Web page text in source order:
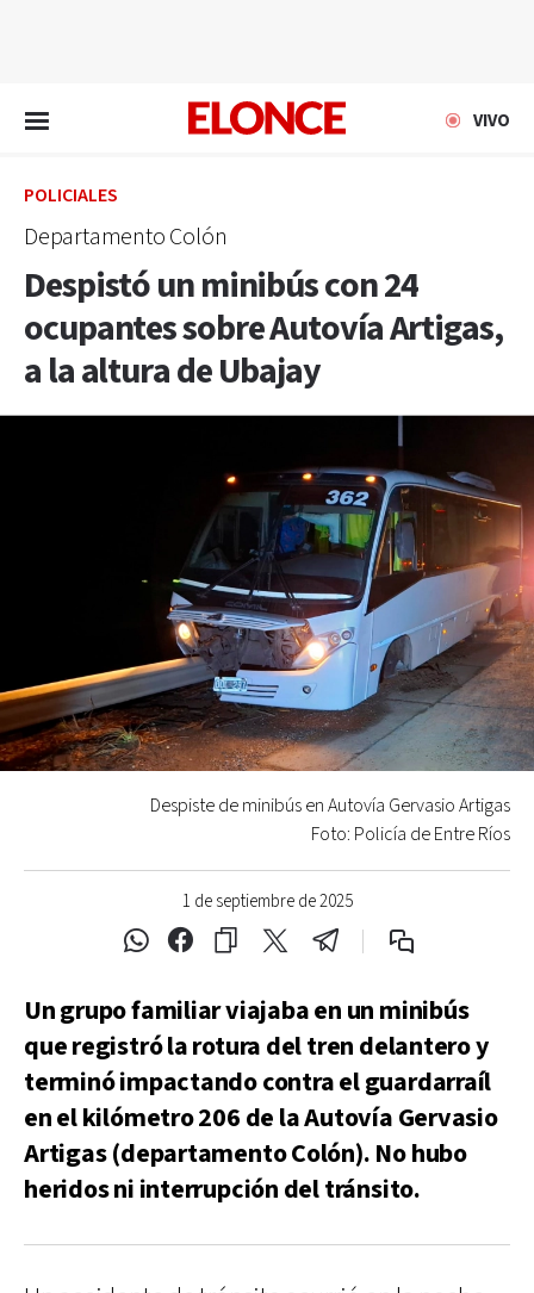
VIVO
POLICIALES
Departamento Colón
Despistó un minibús con 24
ocupantes sobre Autovía Artigas,
a la altura de Ubajay
1 de septiembre de 2025
Despiste de minibús en Autovía Gervasio Artigas
Foto: Policía de Entre Ríos
Un grupo familiar viajaba en un minibús
que registró la rotura del tren delantero y
terminó impactando contra el guardarraíl
en el kilómetro 206 de la Autovía Gervasio
Artigas (departamento Colón). No hubo
heridos ni interrupción del tránsito.